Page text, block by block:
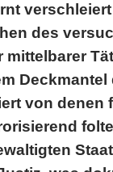
des
mittelbarer
von denen